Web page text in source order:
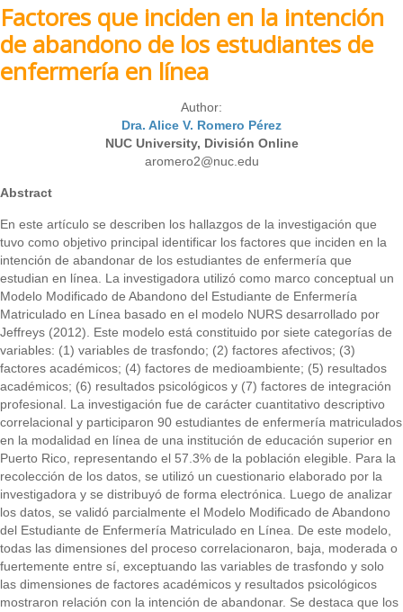
Factores que inciden en la intención
de abandono de los estudiantes de
enfermería en línea
Author:
Dra. Alice V. Romero Pérez
NUC University, División Online
aromero2@nuc.edu
Abstract
En este artículo se describen los hallazgos de la investigación que
tuvo como objetivo principal identificar los factores que inciden en la
intención de abandonar de los estudiantes de enfermería que
estudian en línea. La investigadora utilizó como marco conceptual un
Modelo Modificado de Abandono del Estudiante de Enfermería
Matriculado en Línea basado en el modelo NURS desarrollado por
Jeffreys (2012). Este modelo está constituido por siete categorías de
variables: (1) variables de trasfondo; (2) factores afectivos; (3)
factores académicos; (4) factores de medioambiente; (5) resultados
académicos; (6) resultados psicológicos y (7) factores de integración
profesional. La investigación fue de carácter cuantitativo descriptivo
correlacional y participaron 90 estudiantes de enfermería matriculados
en la modalidad en línea de una institución de educación superior en
Puerto Rico, representando el 57.3% de la población elegible. Para la
recolección de los datos, se utilizó un cuestionario elaborado por la
investigadora y se distribuyó de forma electrónica. Luego de analizar
los datos, se validó parcialmente el Modelo Modificado de Abandono
del Estudiante de Enfermería Matriculado en Línea. De este modelo,
todas las dimensiones del proceso correlacionaron, baja, moderada o
fuertemente entre sí, exceptuando las variables de trasfondo y solo
las dimensiones de factores académicos y resultados psicológicos
mostraron relación con la intención de abandonar. Se destaca que los